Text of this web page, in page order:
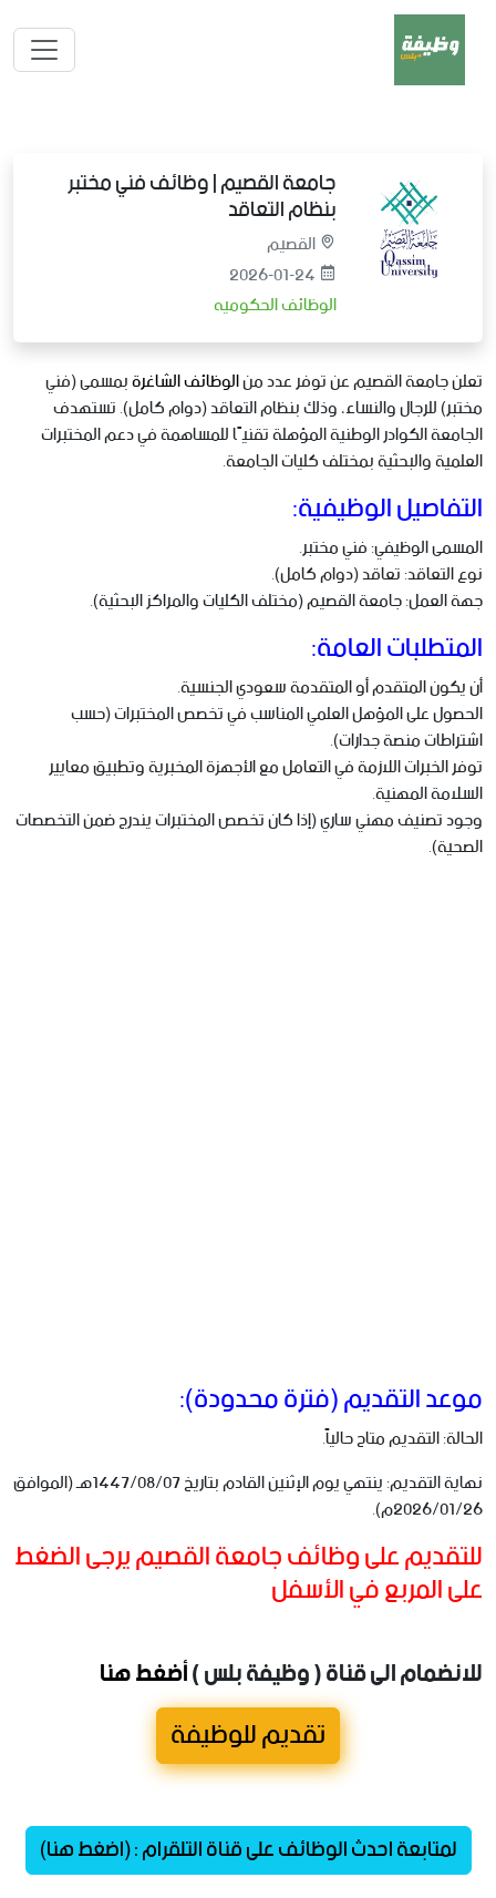
جامعة القصيم | وظائف فني مختبر
بنظام التعاقد
القصيم
2026-01-24
الوظائف الحكوميه
تعلن جامعة القصيم عن توفر عدد منالوظائف الشاغرةبمسمى (فني
مختبر) للرجال والنساء، وذلك بنظام التعاقد (دوام كامل). تستهدف
الجامعة الكوادر الوطنية المؤهلة تقنيًا للمساهمة في دعم المختبرات
العلمية والبحثية بمختلف كليات الجامعة.
التفاصيل الوظيفية:
المسمى الوظيفي: فني مختبر.
نوع التعاقد: تعاقد (دوام كامل).
جهة العمل: جامعة القصيم (مختلف الكليات والمراكز البحثية).
المتطلبات العامة:
أن يكون المتقدم أو المتقدمة سعودي الجنسية.
الحصول على المؤهل العلمي المناسب في تخصص المختبرات (حسب
اشتراطات منصة جدارات).
توفر الخبرات اللازمة في التعامل مع الأجهزة المخبرية وتطبيق معايير
السلامة المهنية.
وجود تصنيف مهني ساري (إذا كان تخصص المختبرات يندرج ضمن التخصصات
الصحية).
موعد التقديم (فترة محدودة):
الحالة: التقديم متاح حالياً.
نهاية التقديم: ينتهي يوم الإثنين القادم بتاريخ 1447/08/07هـ (الموافق
2026/01/26م).
للتقديم على وظائف جامعة القصيم يرجى الضغط
على المربع في الأسفل
للانضمام الى قناة ( وظيفة بلس )أضغط هنا
تقديم للوظيفة
لمتابعة احدث الوظائف على قناة التلقرام : (اضغط هنا)